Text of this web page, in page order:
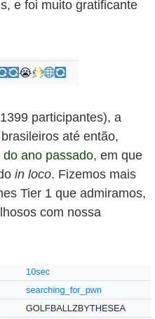
e foi muito gratificante
participantes), a
até então,
ano passado, em que
in loco. Fizemos mais
Tier 1 que admiramos,
com nossa